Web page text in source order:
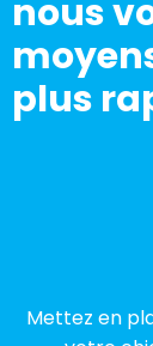
nous
plus
Mettez en